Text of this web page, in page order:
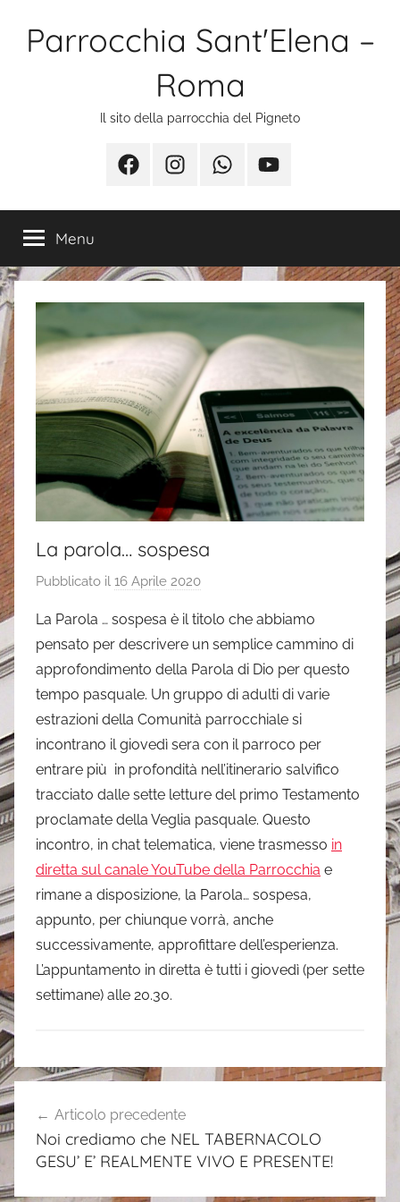
Parrocchia Sant'Elena –
Roma
Il sito della parrocchia del Pigneto
FacebookInstagramWhatsappYoutube
Menu
La parola… sospesa
Pubblicato il 16 Aprile 2020
a
n
d
r
e
a
La Parola … sospesa è il titolo che abbiamo
pensato per descrivere un semplice cammino di
approfondimento della Parola di Dio per questo
tempo pasquale. Un gruppo di adulti di varie
estrazioni della Comunità parrocchiale si
incontrano il giovedì sera con il parroco per
entrare più in profondità nell’itinerario salvifico
tracciato dalle sette letture del primo Testamento
proclamate della Veglia pasquale. Questo
incontro, in chat telematica, viene trasmesso in
diretta sul canale YouTube della Parrocchia e
rimane a disposizione, la Parola… sospesa,
appunto, per chiunque vorrà, anche
successivamente, approfittare dell’esperienza.
L’appuntamento in diretta è tutti i giovedì (per sette
settimane) alle 20.30.
.
Navigazione
articoli
Articolo precedente
Noi crediamo che NEL TABERNACOLO
GESU’ E’ REALMENTE VIVO E PRESENTE!